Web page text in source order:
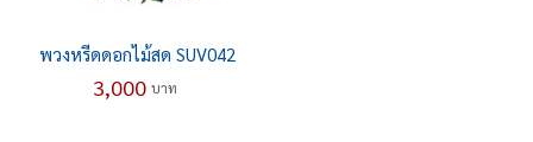
พวงหรีดดอกไม้สด SUV042
3,000 บาท